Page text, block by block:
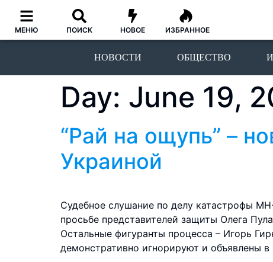
МЕНЮ ПОИСК НОВОЕ ИЗБРАННОЕ
НОВОСТИ ОБЩЕСТВО
Day: June 19,
“Рай на ощупь” –
Украиной
Судебное слушание по делу катастрофы
просьбе представителей защиты Олега
Остальные фигуранты процесса – Игорь
демонстративно игнорируют и объявлены